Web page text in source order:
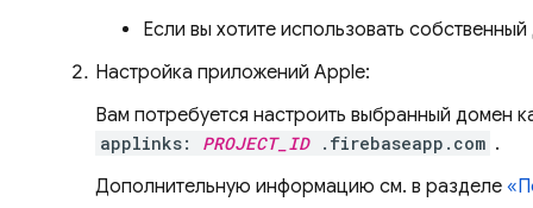
Если вы хотите использовать
Настройка приложений Apple:
Вам потребуется настроить выбранный домен
applinks: PROJECT_ID.firebaseapp.com .
Дополнительную информацию см. в разделе